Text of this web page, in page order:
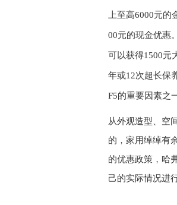
上至高6000元的
00元的现金优惠
可以获得1500元
年或12次超长保
F5的重要因素之
从外观造型、空
的，家用绰绰有
的优惠政策，哈
己的实际情况进